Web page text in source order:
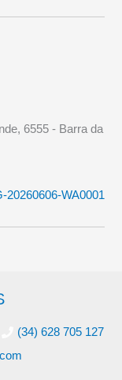
6555 - Barra da
(34) 628 705 127